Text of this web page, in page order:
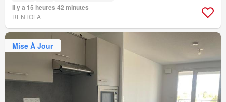
Il y a 15 heures 42 minutes
RENTOLA
Mise À Jour